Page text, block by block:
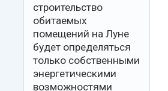
строительство
обитаемых
помещений на Луне
будет определяться
только собственными
энергетическими
возможностями